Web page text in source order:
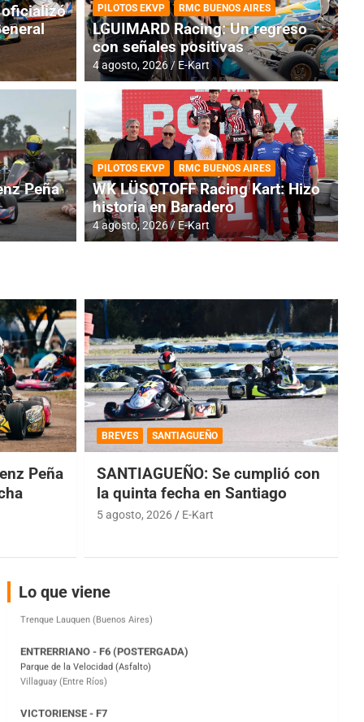
RMC BUENOS AIRES
Cerró una jornada
oficializó
Peña
PILOTOS EKVP RMC BUENOS AIRES
LGUIMARD Racing: Un regreso
con señales positivas
4 agosto, 2026 E-Kart
PILOTOS EKVP RMC BUENOS AIRES
WK LÜSQTOFF Racing Kart: Hizo
historia en Baradero
4 agosto, 2026 E-Kart
Peña
BREVES SANTIAGUEÑO
SANTIAGUEÑO: Se cumplió con
la quinta fecha en Santiago
5 agosto, 2026 E-Kart
Lo que viene
COBERTURA ESPECIAL DE E-KART.COM.AR
08/09-AGO
IAME SERIES ARGENTINA 6
Baradero (Buenos Aires)
Ciudad de Trenque Lauquen (Asfalto)
Parque de la Velocidad (Asfalto)
Villaguay (Entre Ríos)
El Cerro (Tierra)
Victoria (Entre Ríos)
Moto Club Reginense (Tierra)